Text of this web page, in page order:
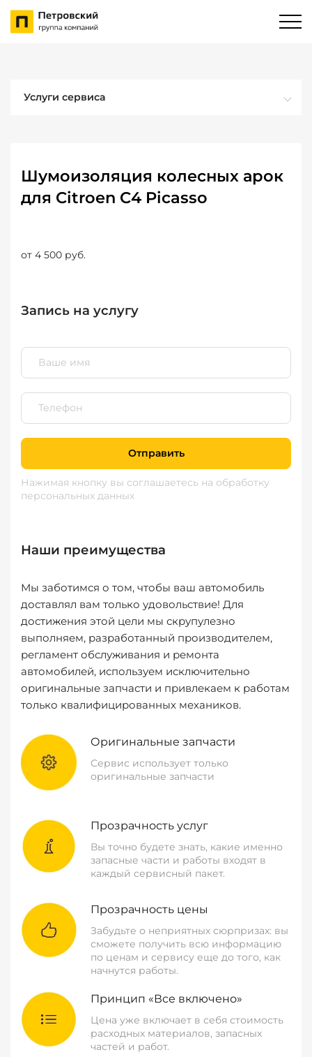
Услуги сервиса
Шумоизоляция колесных арок
для Citroen C4 Picasso
от 4 500 руб.
Запись на услугу
Отправить
Нажимая кнопку вы соглашаетесь на обработку
персональных данных
Наши преимущества
Мы заботимся о том, чтобы ваш автомобиль
доставлял вам только удовольствие! Для
достижения этой цели мы скрупулезно
выполняем, разработанный производителем,
регламент обслуживания и ремонта
автомобилей, используем исключительно
оригинальные запчасти и привлекаем к работам
только квалифицированных механиков.
Оригинальные запчасти
Сервис использует только
оригинальные запчасти
Прозрачность услуг
Вы точно будете знать, какие именно
запасные части и работы входят в
каждый сервисный пакет.
Прозрачность цены
Забудьте о неприятных сюрпризах: вы
сможете получить всю информацию
по ценам и сервису еще до того, как
начнутся работы.
Принцип «Все включено»
Цена уже включает в себя стоимость
расходных материалов, запасных
частей и работ.